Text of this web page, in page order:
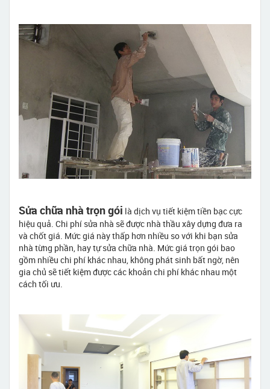
Sửa chữa nhà trọn gói là dịch vụ tiết kiệm tiền bạc cực
hiệu quả. Chi phí sửa nhà sẽ được nhà thầu xây dựng đưa ra
và chốt giá. Mức giá này thấp hơn nhiều so với khi bạn sửa
nhà từng phần, hay tự sửa chữa nhà. Mức giá trọn gói bao
gồm nhiều chi phí khác nhau, không phát sinh bất ngờ, nên
gia chủ sẽ tiết kiệm được các khoản chi phí khác nhau một
cách tối ưu.